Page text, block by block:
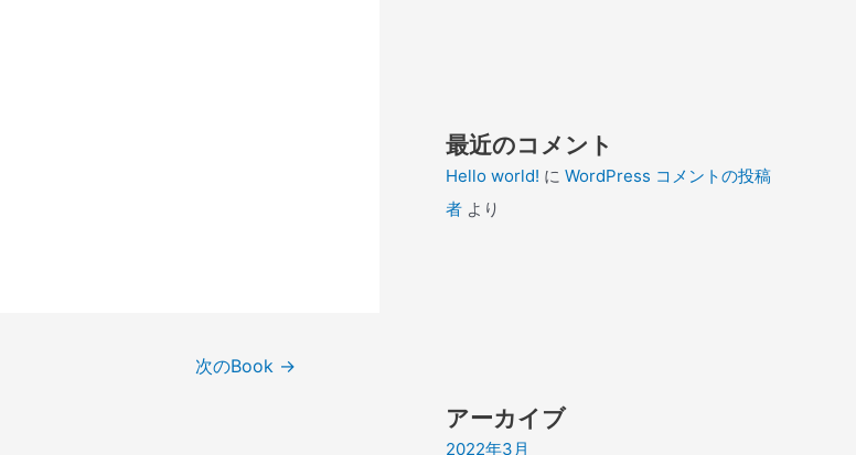
次のBook →
最近のコメント
Hello world! に WordPress コメントの投稿
者 より
アーカイブ
2022年3月